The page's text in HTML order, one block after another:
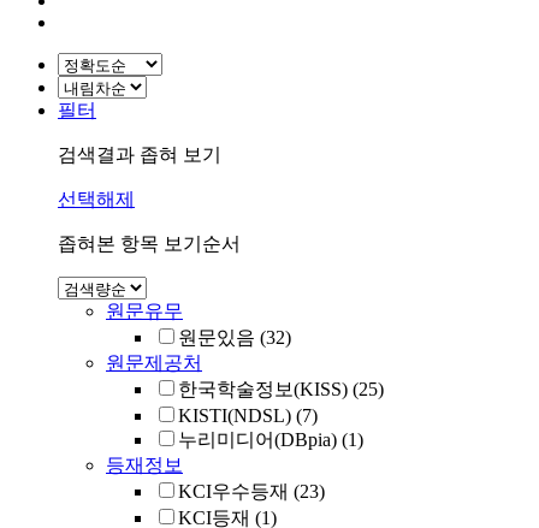
필터
검색결과 좁혀 보기
선택해제
좁혀본 항목 보기순서
원문유무
원문있음 (32)
원문제공처
한국학술정보(KISS) (25)
KISTI(NDSL) (7)
누리미디어(DBpia) (1)
등재정보
KCI우수등재 (23)
KCI등재 (1)